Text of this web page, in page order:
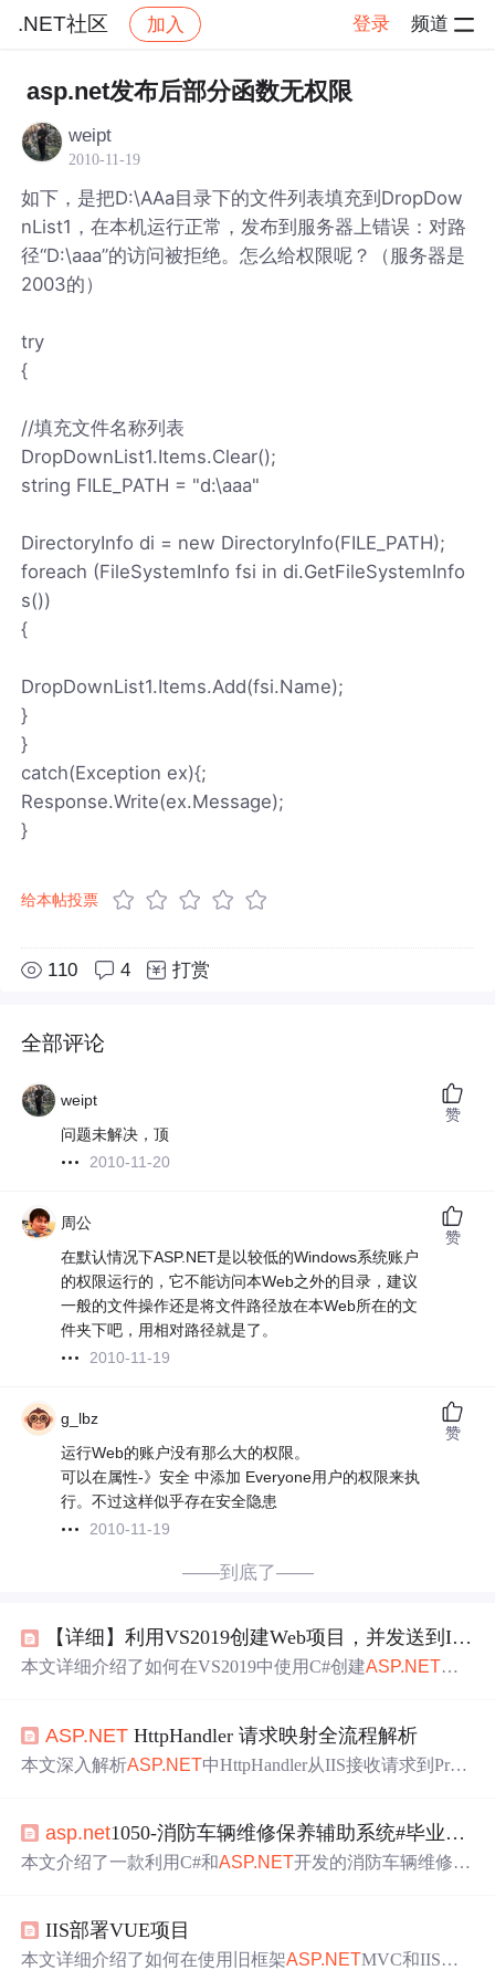
.NET社区 加入 登录 频道
.NET社区 帖子详情
asp.net发布后部分函数无权限
weipt
2010-11-19
如下，是把D:\AAa目录下的文件列表填充到DropDow
nList1，在本机运行正常，发布到服务器上错误：对路
径“D:\aaa”的访问被拒绝。怎么给权限呢？（服务器是
2003的）
try
{
//填充文件名称列表
DropDownList1.Items.Clear();
string FILE_PATH = "d:\aaa"
DirectoryInfo di = new DirectoryInfo(FILE_PATH);
foreach (FileSystemInfo fsi in di.GetFileSystemInfo
s())
{
DropDownList1.Items.Add(fsi.Name);
}
}
catch(Exception ex){;
Response.Write(ex.Message);
}
给本帖投票
110 4 打赏
全部评论
weipt
问题未解决，顶
2010-11-20
赞
周公
在默认情况下ASP.NET是以较低的Windows系统账户
的权限运行的，它不能访问本Web之外的目录，建议
一般的文件操作还是将文件路径放在本Web所在的文
件夹下吧，用相对路径就是了。
2010-11-19
赞
g_lbz
运行Web的账户没有那么大的权限。
可以在属性-》安全 中添加 Everyone用户的权限来执
行。不过这样似乎存在安全隐患
2010-11-19
赞
——到底了——
【详细】利用VS2019创建Web项目，并发送到IIS，以及IIS与
本文详细介绍了如何在VS2019中使用C#创建ASP.NETWeb
何安装和配置IIS，包括启用Windows功能、安装ASP.NET
和配置网站权限，最后通过IIS管理器浏览发布的网站。,
ASP.NET HttpHandler 请求映射全流程解析
本文深入解析ASP.NET中HttpHandler从IIS接收请求到Proc
例化、Precondition运行时校验等关键环节；重点剖析配置
陷阱、性能瓶颈（如首次编译耗时）及安全风险（路径遍
asp.net1050-消防车辆维修保养辅助系统#毕业设计
本文介绍了一款利用C#和ASP.NET开发的消防车辆维修保
询、故障信息管理、常见问题库和远程技术支持等功能。
IIS部署VUE项目
本文详细介绍了如何在使用旧框架ASP.NETMVC和IIS的